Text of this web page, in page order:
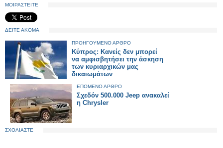
ΜΟΙΡΑΣΤΕΙΤΕ
ΔΕΙΤΕ ΑΚΟΜΑ
ΠΡΟΗΓΟΥΜΕΝΟ ΑΡΘΡΟ
Κύπρος: Κανείς δεν μπορεί
να αμφισβητήσει την άσκηση
των κυριαρχικών μας
δικαιωμάτων
ΕΠΟΜΕΝΟ ΑΡΘΡΟ
Σχεδόν 500.000 Jeep ανακαλεί
η Chrysler
ΣΧΟΛΙΑΣΤΕ